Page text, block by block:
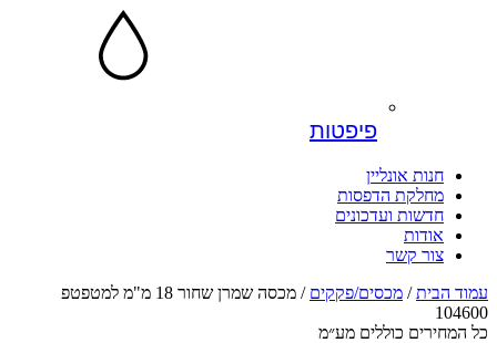
פיפטות
חנות אונליין
מחלקת הדפסות
חדשות ועדכונים
אודות
צור קשר
עמוד הבית/ מכסים/פקקים
/ מכסה שמרן שחור 18 מ"מ למטפטפ
104600
כל המחירים כוללים מע״מ